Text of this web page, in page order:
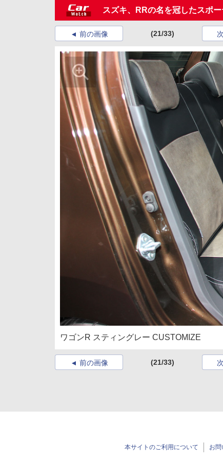
スズキ、RRの名を冠したスポ
前の画像 (21/33)
ワゴンR スティングレー CUSTOMIZE
前の画像 (21/33)
本サイトのご利用について お